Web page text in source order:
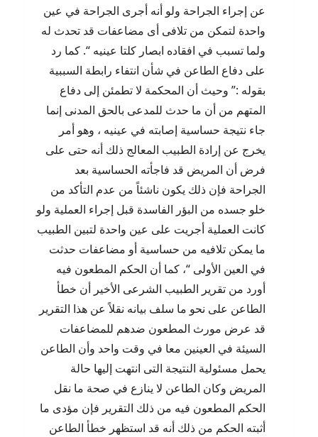
عن إجراء الجراحة ولو أنه أجرى الجراحة في عين
واحدة لتمكن من تلافى أى مضاعفات قد تحدث له
ولما تسبب في افقاده ابصار كلتا عينيه “. كما رد
على دفاع الطاعن في شأن انتفاء رابطة السببية
بقوله :” وحيث أن المحكمة لا تطمئن إلى دفاع
المتهم من أن ما حدث للمدعى بالحق المدنى إنما
جاء نتيجة حساسية إصابته في عينيه ، وهو أمر
يخرج عن إرادة الطبيب المعالج ذلك أنه حتى على
فرض أن المريض قد فاجأته الحساسية بعد
الجراحة فإن ذلك يكون ناشئاً من عدم التأكد من
خلو جسده من البؤر الفاسدة قبل إجراء العملية ولو
كانت العملية أجريت على عين واحدة لتبين الطبيب
ما يمكن تلافيه من حساسية أو مضاعفات حدثت
في العين الأولى “، كما أن الحكم المطعون فيه
أورد من تقرير الطبيب الشرعى الأخير أن خطأ
الطاعن على نحو ما سلف بيانه نقلاً عن هذا التقرير
قد عرض مورث المطعون ضدهم للمضاعفات
السيئة في العينين معا في وقت واحد وأن الطاعن
يحمل مسئولية النتيجة التى انتهت إليها حالة
المريض وكان الطاعن لا ينازع في صحة ما نقل
الحكم المطعون فيه من ذلك التقرير فإن مؤدى ما
أثبته الحكم من ذلك أنه قد استظهر خطأ الطاعن